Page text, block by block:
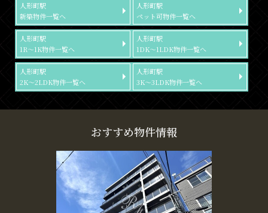
人形町駅
新築物件一覧へ
人形町駅
ペット可物件一覧へ
人形町駅
1R～1K物件一覧へ
人形町駅
1DK～1LDK物件一覧へ
人形町駅
2K～2LDK物件一覧へ
人形町駅
3K～3LDK物件一覧へ
おすすめ物件情報